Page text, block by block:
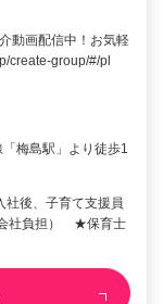
動画配信中！お気軽
create-group/#/pl
梅島駅」より徒歩1
後、子育て支援員
会社負担） ★保育士